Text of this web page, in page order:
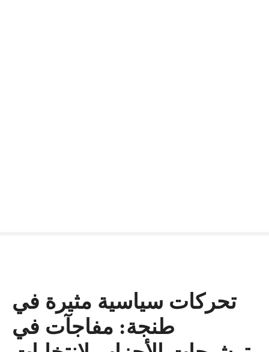
تحركات سياسية مثيرة في
طنجة: مفاجآت في